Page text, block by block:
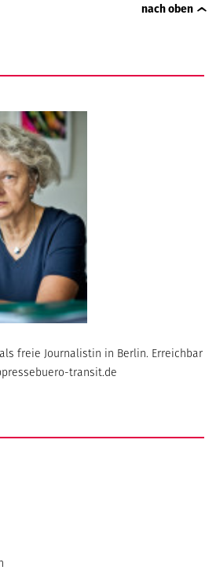
nach oben
freie Journalistin in Berlin. Erreichbar
transit.de